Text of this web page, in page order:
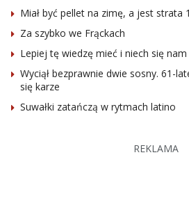
Miał być pellet na zimę, a jest strata
Za szybko we Frąckach
Lepiej tę wiedzę mieć i niech się
Wyciął bezprawnie dwie sosny. 61-
się karze
Suwałki zatańczą w rytmach latino
REKLAMA